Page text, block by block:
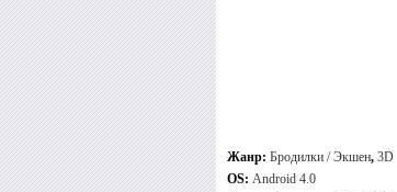
Жанр: Бродилки / Экшен, 3D
OS: Android 4.0